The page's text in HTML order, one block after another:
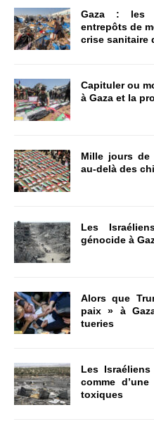
Gaza : les
entrepôts de
crise sanitaire
Capituler ou
à Gaza et la
Mille jours de
au-delà des
Les
génocide à
Alors que
paix » à
tueries
Les
comme
toxiques